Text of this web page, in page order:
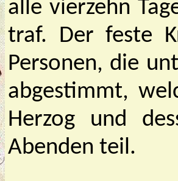
alle vierzehn
traf. Der feste
Personen, die
abgestimmt,
Herzog und
Abenden teil.